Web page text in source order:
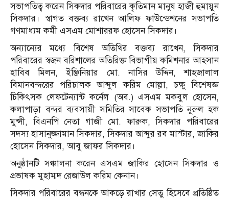
সভাপতিত্ব করেন সিকদার পরিবারের কৃতিমান মানুষ হাজী হুমায়ুন
সিকদার। স্বাগত বক্তব্য রাখেন আলিফ ফাউন্ডেশনের সভাপতি
গণমাধ্যম কর্মী এসএম মোশাররফ হোসেন সিকদার।
অন্যান্যের মধ্যে বিশেষ অতিথির বক্তব্য রাখেন, সিকদার
পরিবারের স্বজন বরিশালের অতিরিক্ত বিভাগীয় কমিশনার আহসান
হাবিব মিলন, ইঞ্জিনিয়ার মো. নাসির উদ্দিন, শাহজালাল
বিমানবন্দরের পরিচালক আব্দুল করিম মোল্লা, চক্ষু বিশেষজ্ঞ
চিকিৎসক লেফটেন্যান্ট কর্নেল (অব.) এসএম মকবুল হোসেন,
কলাপাড়া বন্দর ব্যবসায়ী সমিতির সাবেক সভাপতি নুরুল হক
মুন্সী, বিএনপি নেতা গাজী মো. ফারুক, সিকদার পরিবারের
সদস্য হাসানুজ্জামান সিকদার, সিকদার আব্দুর রব মাস্টার, জাকির
হোসেন সিকদার, আবু জাফর সিকদার।
অনুষ্ঠানটি সঞ্চালনা করেন এসএম জাকির হোসেন সিকদার ও
প্রভাষক মুহাম্মদ রেজাউল করিম কেনান।
সিকদার পরিবারের বন্ধনকে আকড়ে রাখার সেতু হিসেবে প্রতিষ্ঠিত